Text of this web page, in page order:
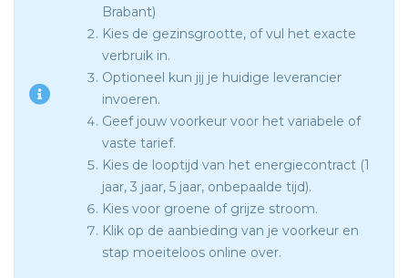
Brabant)
Kies de gezinsgrootte, of vul het exacte
verbruik in.
Optioneel kun jij je huidige leverancier
invoeren.
Geef jouw voorkeur voor het variabele of
vaste tarief.
Kies de looptijd van het energiecontract (1
jaar, 3 jaar, 5 jaar, onbepaalde tijd).
Kies voor groene of grijze stroom.
Klik op de aanbieding van je voorkeur en
stap moeiteloos online over.